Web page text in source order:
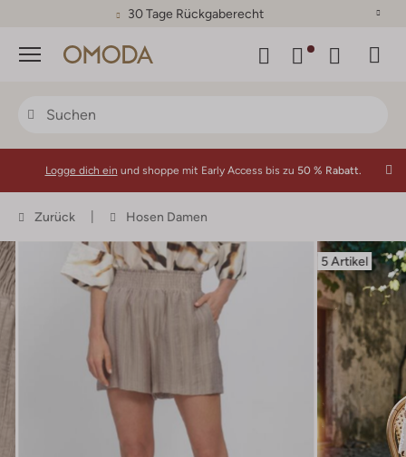
30 Tage Rückgaberecht
Menü
Logge dich ein und shoppe mit Early Access bis zu 50 % Rabatt.
Zurück Hosen Damen
5 Artikel